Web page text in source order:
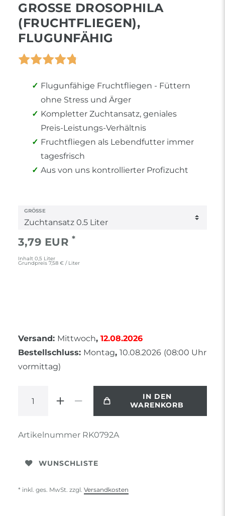
GROSSE DROSOPHILA (
FRUCHTFLIEGEN), F
LUGUNFÄHIG
Flugunfähige Fruchtfliegen - Füttern
ohne Stress und Ärger
Kompletter Zuchtansatz, geniales
Preis-Leistungs-Verhältnis
Fruchtfliegen als Lebendfutter immer
tagesfrisch
Aus von uns kontrollierter Profizucht
GRÖSSE
3,79 EUR *
Inhalt 0,5 Liter
Grundpreis 7,58 € / Liter
Versand: Mittwoch, 12.08.2026
Bestellschluss: Montag, 10.08.2026 (08:00 Uhr
vormittag)
IN DEN
WARENKORB
Artikelnummer RK0792A
WUNSCHLISTE
* inkl. ges. MwSt. zzgl. Versandkosten